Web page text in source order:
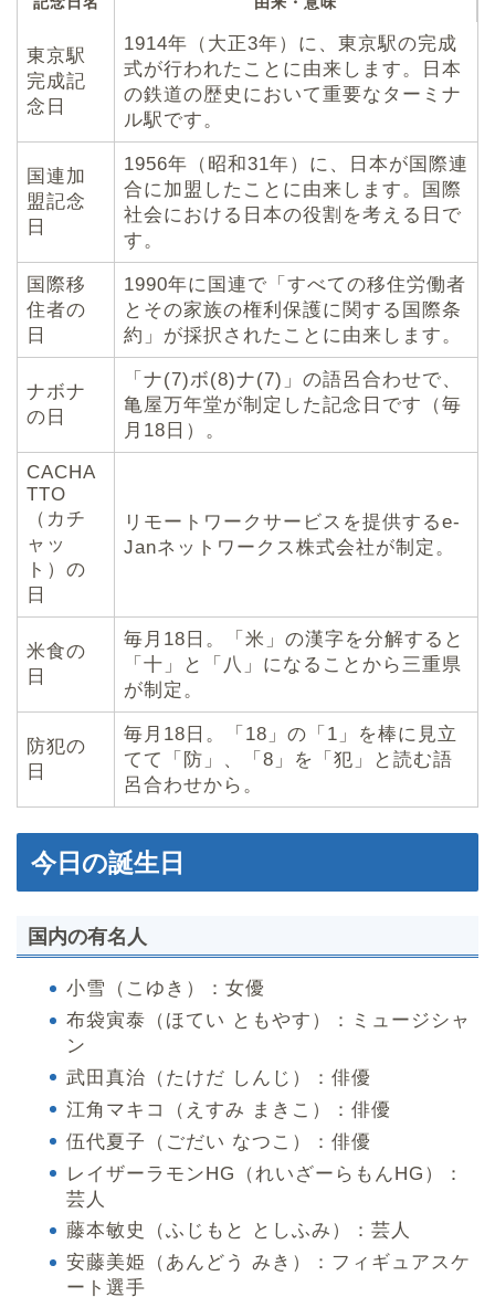
東京駅
完成記
念日
1914年（大正3年）に、東京駅の完成
式が行われたことに由来します。日本
の鉄道の歴史において重要なターミナ
ル駅です。
国連加
盟記念
日
1956年（昭和31年）に、日本が国際連
合に加盟したことに由来します。国際
社会における日本の役割を考える日で
す。
国際移
住者の
日
1990年に国連で「すべての移住労働者
とその家族の権利保護に関する国際条
約」が採択されたことに由来します。
ナボナ
の日
「ナ(7)ボ(8)ナ(7)」の語呂合わせで、
亀屋万年堂が制定した記念日です（毎
月18日）。
CACHA
TTO
（カチ
ャッ
ト）の
日
リモートワークサービスを提供するe-
Janネットワークス株式会社が制定。
米食の
日
毎月18日。「米」の漢字を分解すると
「十」と「八」になることから三重県
が制定。
防犯の
日
毎月18日。「18」の「1」を棒に見立
てて「防」、「8」を「犯」と読む語
呂合わせから。
今日の誕生日
国内の有名人
小雪（こゆき）：女優
布袋寅泰（ほてい ともやす）：ミュージシャ
ン
武田真治（たけだ しんじ）：俳優
江角マキコ（えすみ まきこ）：俳優
伍代夏子（ごだい なつこ）：俳優
レイザーラモンHG（れいざーらもんHG）：
芸人
藤本敏史（ふじもと としふみ）：芸人
安藤美姫（あんどう みき）：フィギュアスケ
ート選手